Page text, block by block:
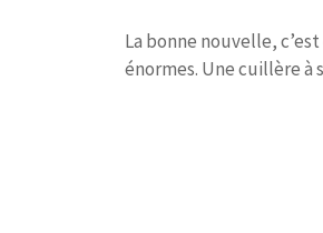
La bonne nouvelle,
énormes. Une cuillère